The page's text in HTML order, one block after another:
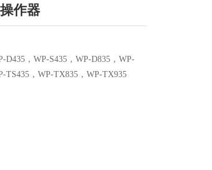
作器
D435，WP-S435，WP-D835，WP-
TS435，WP-TX835，WP-TX935